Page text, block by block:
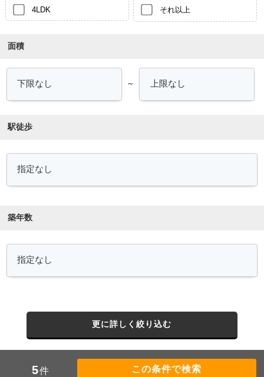
4LDK それ以上
面積
～
駅徒歩
築年数
更に詳しく絞り込む
5件